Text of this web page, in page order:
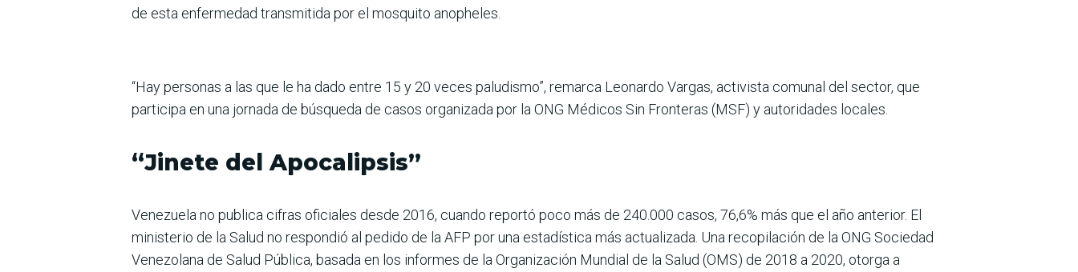
de esta enfermedad transmitida por el mosquito anopheles.
“Hay personas a las que le ha dado entre 15 y 20 veces paludismo”, remarca Leonardo Vargas, activista comunal del sector, que
participa en una jornada de búsqueda de casos organizada por la ONG Médicos Sin Fronteras (MSF) y autoridades locales.
“Jinete del Apocalipsis”
Venezuela no publica cifras oficiales desde 2016, cuando reportó poco más de 240.000 casos, 76,6% más que el año anterior. El
ministerio de la Salud no respondió al pedido de la AFP por una estadística más actualizada. Una recopilación de la ONG Sociedad
Venezolana de Salud Pública, basada en los informes de la Organización Mundial de la Salud (OMS) de 2018 a 2020, otorga a